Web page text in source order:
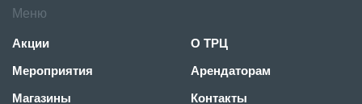
Меню
Акции
Мероприятия
Магазины
О ТРЦ
Арендаторам
Контакты